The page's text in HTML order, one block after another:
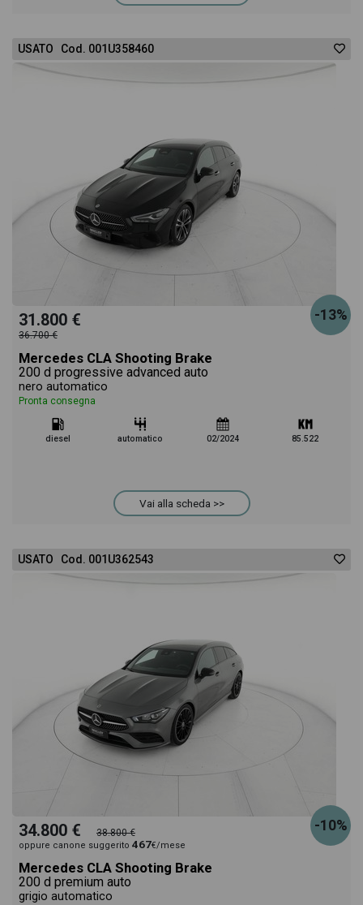
USATO Cod. 001U358460
-13%
31.800 €
36.700 €
Mercedes CLA Shooting Brake
200 d progressive advanced auto
nero automatico
Pronta consegna
diesel automatico 02/2024 85.522
Vai alla scheda >>
USATO Cod. 001U362543
-10%
34.800 € 38.800 €
oppure canone suggerito 467€/mese
Mercedes CLA Shooting Brake
200 d premium auto
grigio automatico